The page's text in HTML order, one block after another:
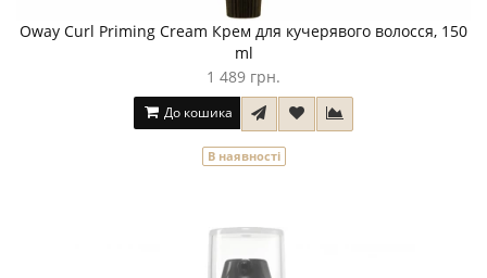
Oway Curl Priming Cream Крем для кучерявого волосся, 150
ml
1 489 грн.
До кошика
В наявності